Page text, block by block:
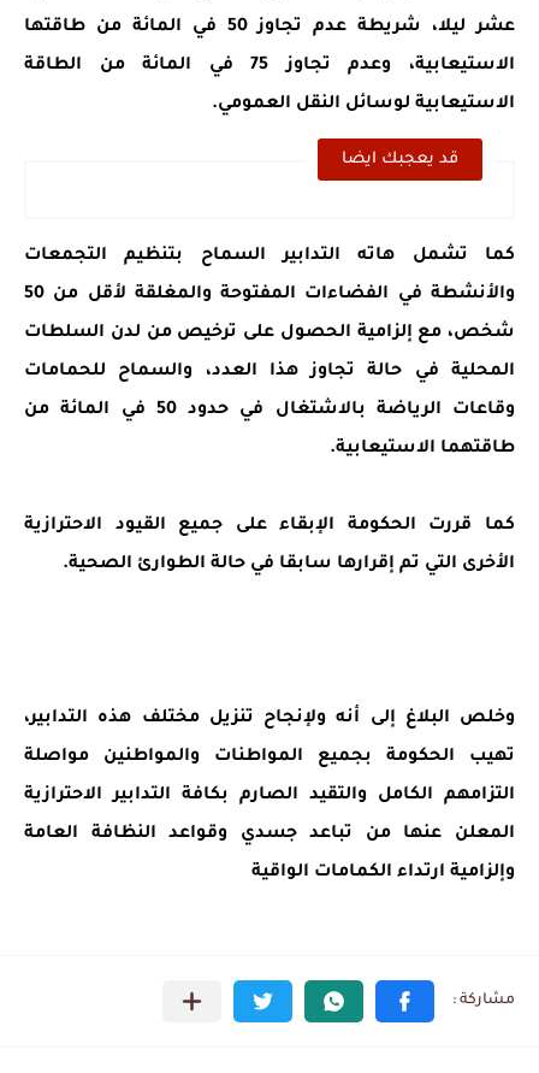
عشر ليلا، شريطة عدم تجاوز 50 في المائة من طاقتها
الاستيعابية، وعدم تجاوز 75 في المائة من الطاقة
الاستيعابية لوسائل النقل العمومي.
قد يعجبك ايضا
كما تشمل هاته التدابير السماح بتنظيم التجمعات
والأنشطة في الفضاءات المفتوحة والمغلقة لأقل من 50
شخص، مع إلزامية الحصول على ترخيص من لدن السلطات
المحلية في حالة تجاوز هذا العدد، والسماح للحمامات
وقاعات الرياضة بالاشتغال في حدود 50 في المائة من
طاقتهما الاستيعابية.
كما قررت الحكومة الإبقاء على جميع القيود الاحترازية
الأخرى التي تم إقرارها سابقا في حالة الطوارئ الصحية.
وخلص البلاغ إلى أنه ولإنجاح تنزيل مختلف هذه التدابير،
تهيب الحكومة بجميع المواطنات والمواطنين مواصلة
التزامهم الكامل والتقيد الصارم بكافة التدابير الاحترازية
المعلن عنها من تباعد جسدي وقواعد النظافة العامة
وإلزامية ارتداء الكمامات الواقية